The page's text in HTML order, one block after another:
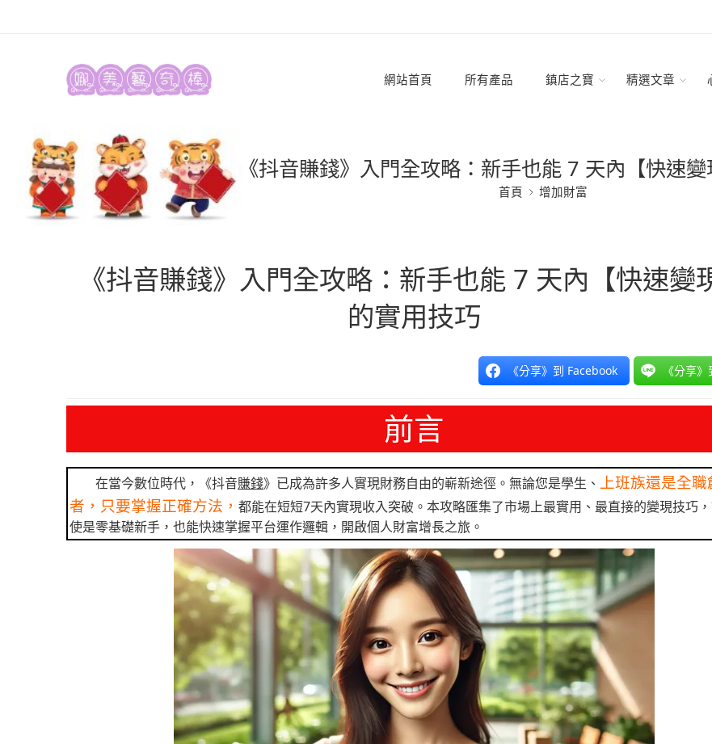
網站首頁 所有產品 鎮店之寶 精選文章
《抖音賺錢》入門全攻略：新手也能 7 天內【快速
首頁 增加財富
《抖音賺錢》入門全攻略：新手也能 7 天內【快速變
的實用技巧
《分享》到 Facebook 《分享
前言
在當今數位時代，《抖音賺錢》已成為許多人實現財務自由的嶄新途徑。無論您是學生、 上班族還是全職
者，只要掌握正確方法， 都能在短短7天內實現收入突破。本攻略匯集了市場上最實用、最直接的變現技巧
使是零基礎新手，也能快速掌握平台運作邏輯，開啟個人財富增長之旅。